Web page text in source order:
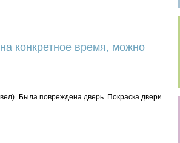
конкретное время, можно
Была повреждена дверь. Покраска двери